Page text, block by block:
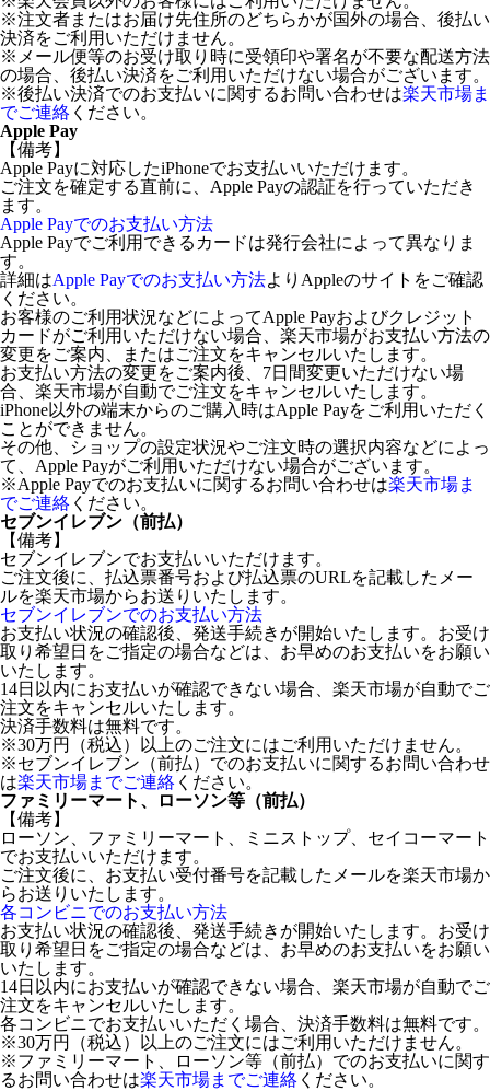
※注文者またはお届け先住所のどちらかが国外の場合、後払い
決済をご利用いただけません。
※メール便等のお受け取り時に受領印や署名が不要な配送方法
の場合、後払い決済をご利用いただけない場合がございます。
※後払い決済でのお支払いに関するお問い合わせは楽天市場ま
でご連絡 ください。
Apple Pay
【備考】
Apple Payに対応したiPhoneでお支払いいただけます。
ご注文を確定する直前に、Apple Payの認証を行っていただき
ます。
Apple Payでのお支払い方法
Apple Payでご利用できるカードは発行会社によって異なりま
す。
詳細はApple Payでのお支払い方法よりAppleのサイトをご確認
ください。
お客様のご利用状況などによってApple Payおよびクレジット
カードがご利用いただけない場合、楽天市場がお支払い方法の
変更をご案内、またはご注文をキャンセルいたします。
お支払い方法の変更をご案内後、7日間変更いただけない場
合、楽天市場が自動でご注文をキャンセルいたします。
iPhone以外の端末からのご購入時はApple Payをご利用いただく
ことができません。
その他、ショップの設定状況やご注文時の選択内容などによっ
て、Apple Payがご利用いただけない場合がございます。
※Apple Payでのお支払いに関するお問い合わせは楽天市場ま
でご連絡 ください。
セブンイレブン（前払）
【備考】
セブンイレブンでお支払いいただけます。
ご注文後に、払込票番号および払込票のURLを記載したメー
ルを楽天市場からお送りいたします。
セブンイレブンでのお支払い方法
お支払い状況の確認後、発送手続きが開始いたします。お受け
取り希望日をご指定の場合などは、お早めのお支払いをお願い
いたします。
14日以内にお支払いが確認できない場合、楽天市場が自動でご
注文をキャンセルいたします。
決済手数料は無料です。
※30万円（税込）以上のご注文にはご利用いただけません。
※セブンイレブン（前払）でのお支払いに関するお問い合わせ
は楽天市場までご連絡 ください。
ファミリーマート、ローソン等（前払）
【備考】
ローソン、ファミリーマート、ミニストップ、セイコーマート
でお支払いいただけます。
ご注文後に、お支払い受付番号を記載したメールを楽天市場か
らお送りいたします。
各コンビニでのお支払い方法
お支払い状況の確認後、発送手続きが開始いたします。お受け
取り希望日をご指定の場合などは、お早めのお支払いをお願い
いたします。
14日以内にお支払いが確認できない場合、楽天市場が自動でご
注文をキャンセルいたします。
各コンビニでお支払いいただく場合、決済手数料は無料です。
※30万円（税込）以上のご注文にはご利用いただけません。
※ファミリーマート、ローソン等（前払）でのお支払いに関す
るお問い合わせは楽天市場までご連絡 ください。